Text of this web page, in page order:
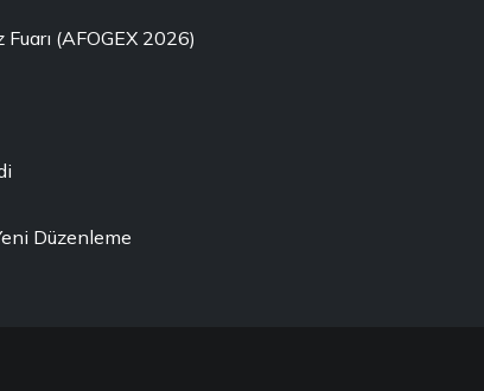
(AFOGEX 2026)
Düzenleme